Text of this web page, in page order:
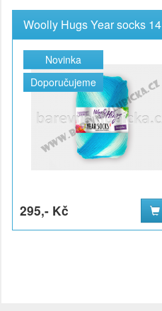
Woolly Hugs Year socks 14
Novinka
Doporučujeme
295,- Kč